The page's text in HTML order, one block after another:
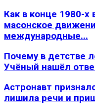
Как в конце 1980-х
масонское
международные...
Почему в детстве
Учёный нашёл
Астронавт
лишила речи и